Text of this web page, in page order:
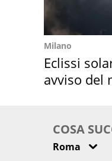
Milano
Eclissi
avviso del